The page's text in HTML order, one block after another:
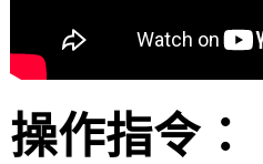
操作指令：